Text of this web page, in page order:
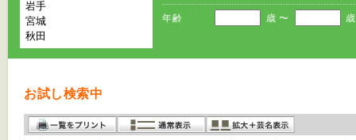
年齢 歳 〜 歳
お試し検索中